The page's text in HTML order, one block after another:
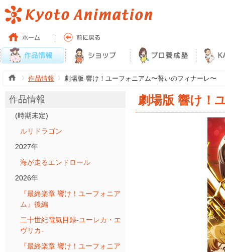
作品情報 劇場版 響け！ユーフォニアム〜誓いのフィナーレ〜
作品情報
(時期未定)
ルリドラゴン
2027年
海が走るエンドロール
2026年
『最終楽章 響け！ユーフォニア
ム』後編
二十世紀電氣目録-ユーレカ・エ
ヴリカ-
『最終楽章 響け！ユーフォニア
劇場版 響け！